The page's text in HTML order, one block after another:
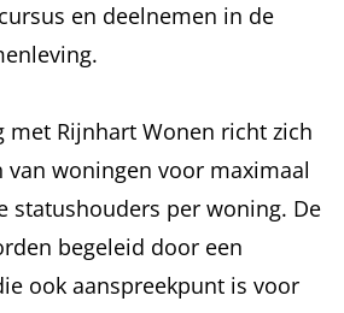
en deelnemen in de
met Rijnhart Wonen richt zich
van woningen voor maximaal
statushouders per woning. De
begeleid door een
ook aanspreekpunt is voor